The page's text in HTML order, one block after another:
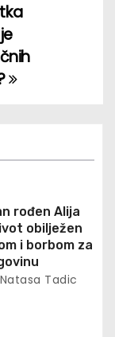
rođen Alija
obilježen
i borbom za
Natasa Tadic